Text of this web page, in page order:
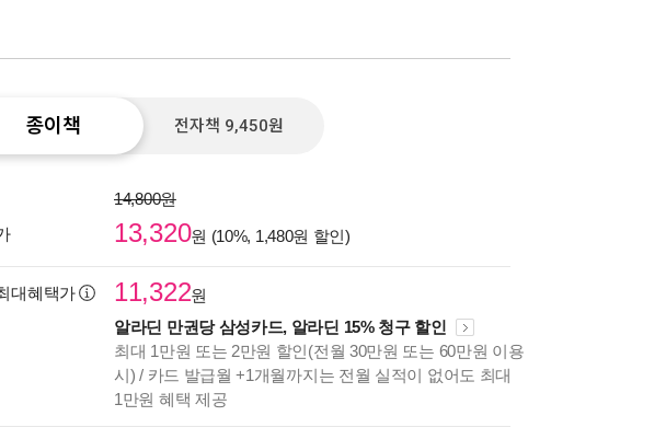
종이책 전자책 9,450원
14,800원
13,320원 (10%, 1,480원 할인)
대혜택가 11,322원
알라딘 만권당 삼성카드, 알라딘 15% 청구 할인
최대 1만원 또는 2만원 할인(전월 30만원 또는 60만원 이용
시) / 카드 발급월 +1개월까지는 전월 실적이 없어도 최대
1만원 혜택 제공